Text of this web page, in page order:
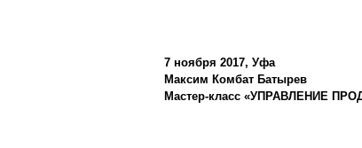
7 ноября 2017, Уфа
Максим Комбат Батырев
Мастер-класс «УПРАВЛЕНИЕ